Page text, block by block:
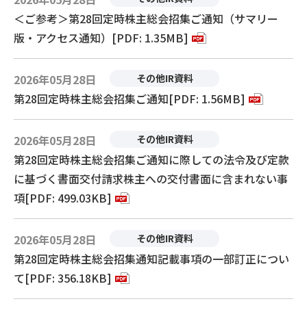
＜ご参考＞第28回定時株主総会招集ご通知（サマリー
版・アクセス通知）[PDF: 1.35MB]
2026年05月28日 その他IR資料
第28回定時株主総会招集ご通知[PDF: 1.56MB]
2026年05月28日 その他IR資料
第28回定時株主総会招集ご通知に際しての法令及び定款
に基づく書面交付請求株主への交付書面に含まれない事
項[PDF: 499.03KB]
2026年05月28日 その他IR資料
第28回定時株主総会招集通知記載事項の一部訂正につい
て[PDF: 356.18KB]